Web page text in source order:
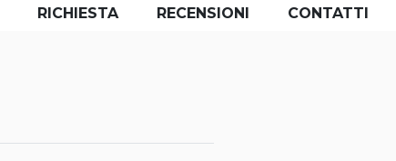
RICHIESTA RECENSIONI CONTATTI